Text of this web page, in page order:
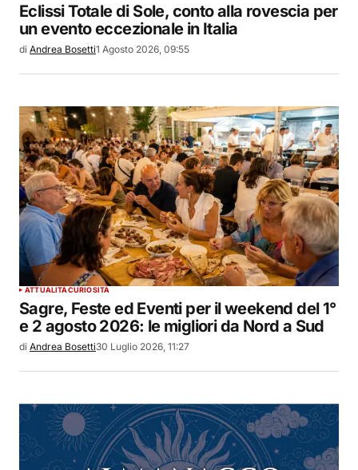
Eclissi Totale di Sole, conto alla rovescia per
un evento eccezionale in Italia
di Andrea Bosetti1 Agosto 2026, 09:55
ATTUALITÀCURIOSITÀ
Sagre, Feste ed Eventi per il weekend del 1°
e 2 agosto 2026: le migliori da Nord a Sud
di Andrea Bosetti30 Luglio 2026, 11:27